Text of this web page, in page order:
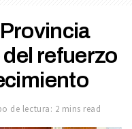
refuerzo
de lectura: 2 mins read